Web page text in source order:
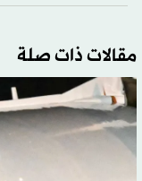
مقالات ذات صلة